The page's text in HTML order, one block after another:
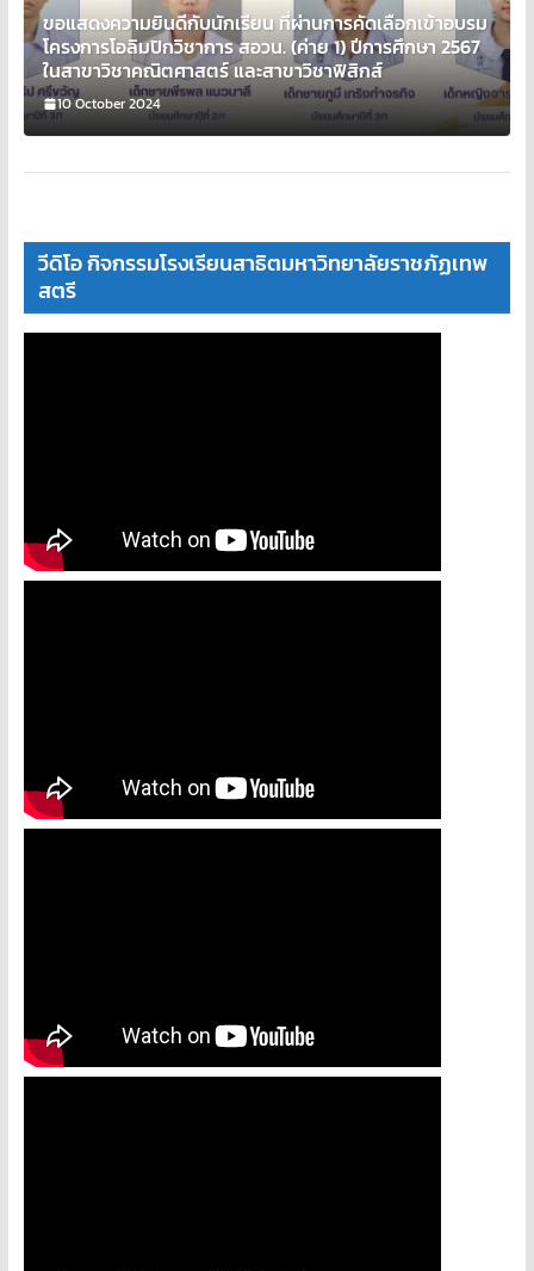
ขอแสดงความยินดีกับนักเรียน ที่ผ่านการคัดเลือกเข้าอบรม
โครงการโอลิมปิกวิชาการ สอวน. (ค่าย 1) ปีการศึกษา 2567
ในสาขาวิชาคณิตศาสตร์ และสาขาวิชาฟิสิกส์
10 October 2024
วีดิโอ กิจกรรมโรงเรียนสาธิตมหาวิทยาลัยราชภัฏเทพ
สตรี